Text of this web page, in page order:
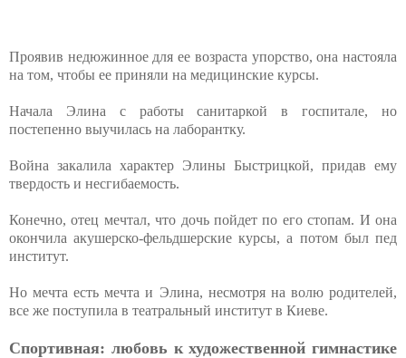
Проявив недюжинное для ее возраста упорство, она настояла
на том, чтобы ее приняли на медицинские курсы.
Начала Элина с работы санитаркой в госпитале, но
постепенно выучилась на лаборантку.
Война закалила характер Элины Быстрицкой, придав ему
твердость и несгибаемость.
Конечно, отец мечтал, что дочь пойдет по его стопам. И она
окончила акушерско-фельдшерские курсы, а потом был пед
институт.
Но мечта есть мечта и Элина, несмотря на волю родителей,
все же поступила в театральный институт в Киеве.
Спортивная: любовь к художественной гимнастике